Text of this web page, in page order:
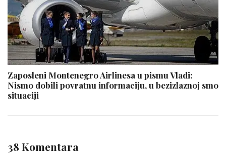
Zaposleni Montenegro Airlinesa u pismu Vladi:
Nismo dobili povratnu informaciju, u bezizlaznoj smo
situaciji
38 Komentara